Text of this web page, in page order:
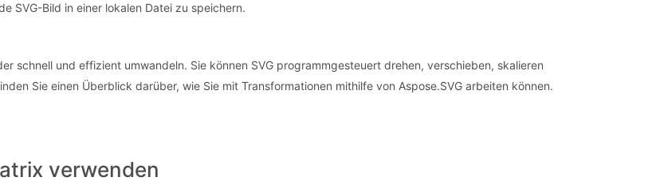
SVG-Bild in einer lokalen Datei zu speichern.
schnell und effizient umwandeln. Sie können SVG programmgesteuert drehen, verschieben, skalieren
Sie einen Überblick darüber, wie Sie mit Transformationen mithilfe von Aspose.SVG arbeiten können.
verwenden